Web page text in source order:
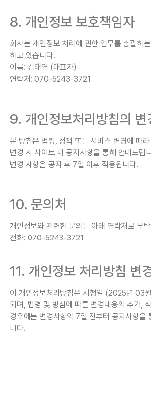
8. 개인정보 보호책임자
회사는 개인정보 처리에 관한 업무를 총괄하
하고 있습니다.
이름: 김태연 (대표자)
연락처: 070-5243-3721
9. 개인정보처리방침의 변
본 방침은 법령, 정책 또는 서비스 변경에 따라
변경 시 사이트 내 공지사항을 통해 안내드립
변경 사항은 공지 후 7일 이후 적용됩니다.
10. 문의처
개인정보와 관련한 문의는 아래 연락처로 부
전화: 070-5243-3721
11. 개인정보 처리방침 변
이 개인정보처리방침은 시행일 (2025년 03
되며, 법령 및 방침에 따른 변경내용의 추가,
경우에는 변경사항의 7일 전부터 공지사항을
니다.